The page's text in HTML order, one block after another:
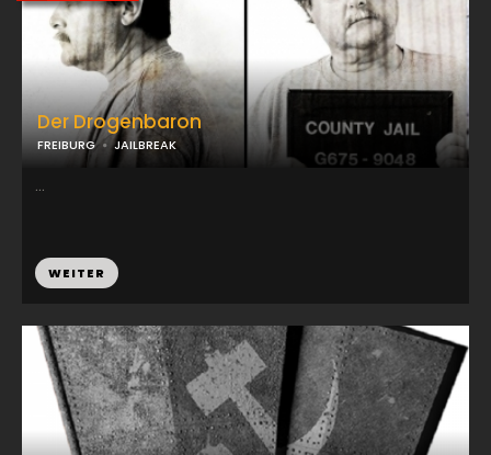
Der Drogenbaron
FREIBURG JAILBREAK
...
WEITER